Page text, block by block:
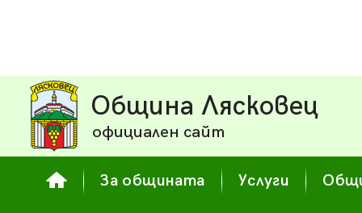
Община Лясковец
официален сайт
За общината Услуги